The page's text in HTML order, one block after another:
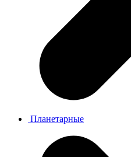
Планетарные